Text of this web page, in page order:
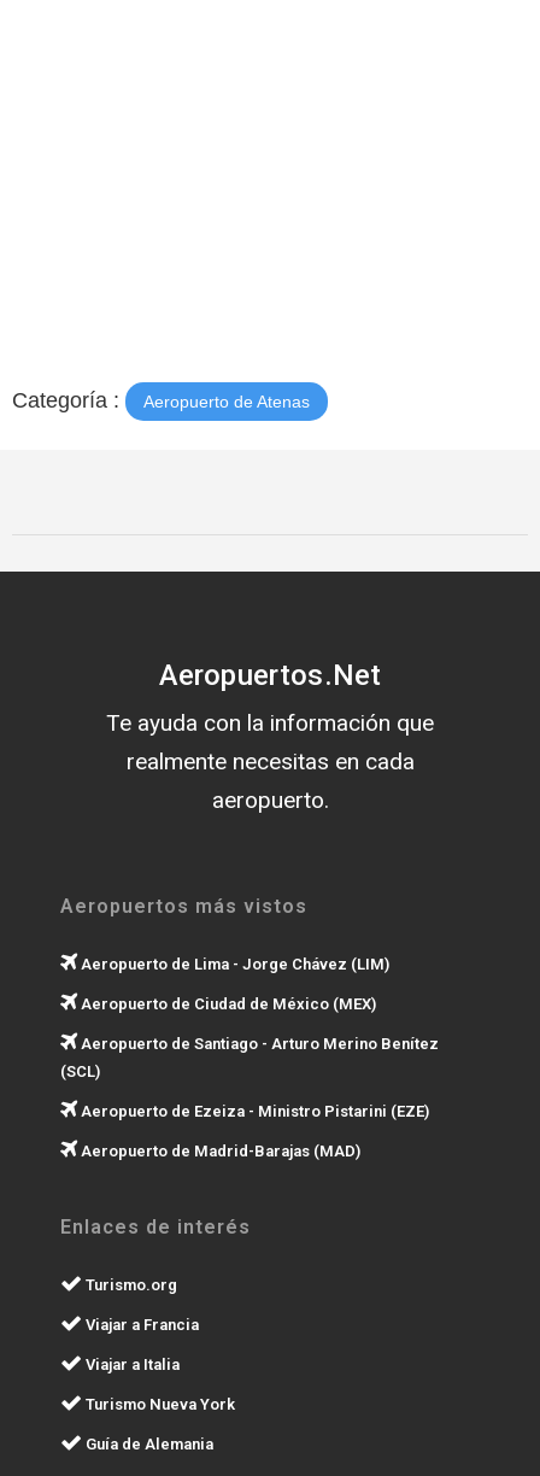
Categoría : Aeropuerto de Atenas
Aeropuertos.Net
Te ayuda con la información que
realmente necesitas en cada
aeropuerto.
Aeropuertos más vistos
Aeropuerto de Lima - Jorge Chávez (LIM)
Aeropuerto de Ciudad de México (MEX)
Aeropuerto de Santiago - Arturo Merino Benítez
(SCL)
Aeropuerto de Ezeiza - Ministro Pistarini (EZE)
Aeropuerto de Madrid-Barajas (MAD)
Enlaces de interés
Turismo.org
Viajar a Francia
Viajar a Italia
Turismo Nueva York
Guía de Alemania